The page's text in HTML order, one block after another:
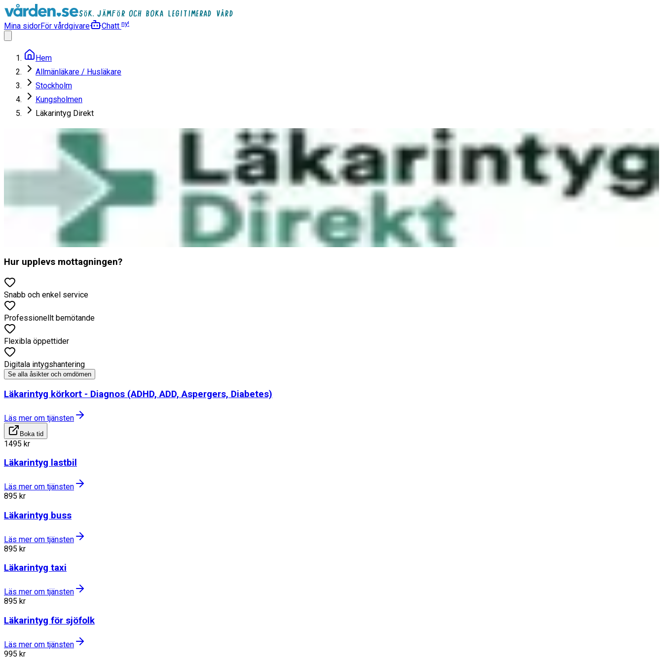
Mina sidorFör vårdgivare Chatt ny!
Hem
Allmänläkare / Husläkare
Stockholm
Kungsholmen
Läkarintyg Direkt
Läkarintyg Direkt
Allmänläkare / Husläkare
Hur upplevs mottagningen?
Snabb och enkel service
Professionellt bemötande
Flexibla öppettider
Digitala intygshantering
Se alla åsikter och omdömen
Läkarintyg körkort - Diagnos (ADHD, ADD, Aspergers, Diabetes)
Läs mer om tjänsten
Boka tid
1495 kr
Läkarintyg lastbil
Läs mer om tjänsten
895 kr
Läkarintyg buss
Läs mer om tjänsten
895 kr
Läkarintyg taxi
Läs mer om tjänsten
895 kr
Läkarintyg för sjöfolk
Läs mer om tjänsten
995 kr